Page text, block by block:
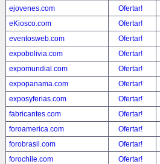
ejovenes.com
Ofertar!
eKiosco.com
Ofertar!
eventosweb.com
Ofertar!
expobolivia.com
Ofertar!
expomundial.com
Ofertar!
expopanama.com
Ofertar!
exposyferias.com
Ofertar!
fabricantes.com
Ofertar!
foroamerica.com
Ofertar!
forobrasil.com
Ofertar!
forochile.com
Ofertar!